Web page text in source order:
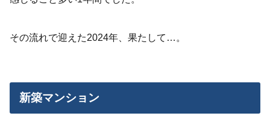
その流れで迎えた2024年、果たして…。
新築マンション